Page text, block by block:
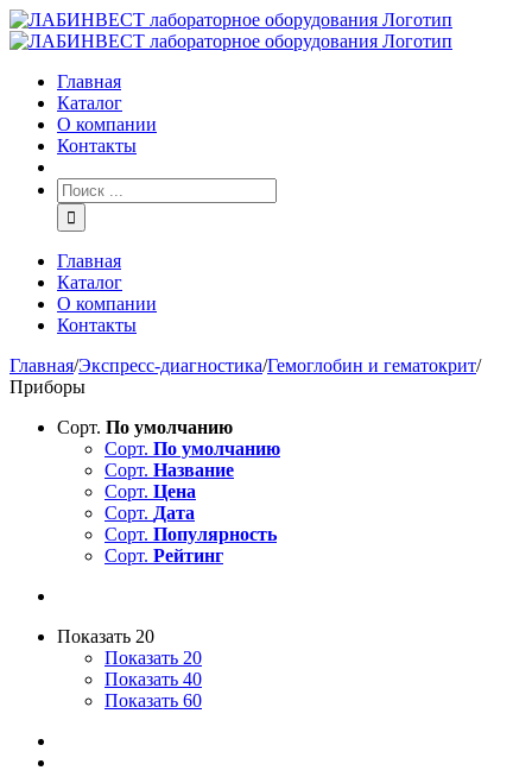
Главная
Каталог
О компании
Контакты
Главная
Каталог
О компании
Контакты
Главная/Экспресс-диагностика/Гемоглобин и гематокрит/
Приборы
Сорт. По умолчанию
Сорт. По умолчанию
Сорт. Название
Сорт. Цена
Сорт. Дата
Сорт. Популярность
Сорт. Рейтинг
Показать 20
Показать 20
Показать 40
Показать 60